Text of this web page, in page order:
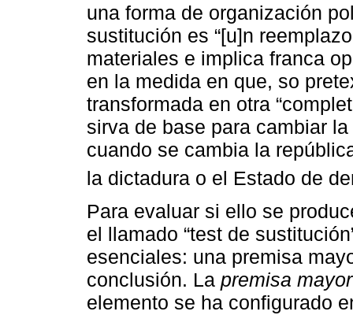
una forma de organización
sustitución es “[u]n
materiales e implica franca
en la medida en que, so
transformada en otra
sirva de base para cambiar
cuando se cambia la
la dictadura o el Estado de
Para evaluar si ello se
el llamado “test de
esenciales: una premisa
conclusión. La premisa
elemento se ha configurado